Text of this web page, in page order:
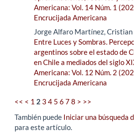
Americana: Vol. 14 Núm. 1
Encrucijada Americana
Jorge Alfaro Martínez,
Entre Luces y Sombras.
argentinos sobre el estado de
en Chile a mediados del siglo
Americana: Vol. 12 Núm. 2
Encrucijada Americana
<< < 1 2 3 4 5 6 78 > >>
También puede Iniciar una búsqueda
para este artículo.